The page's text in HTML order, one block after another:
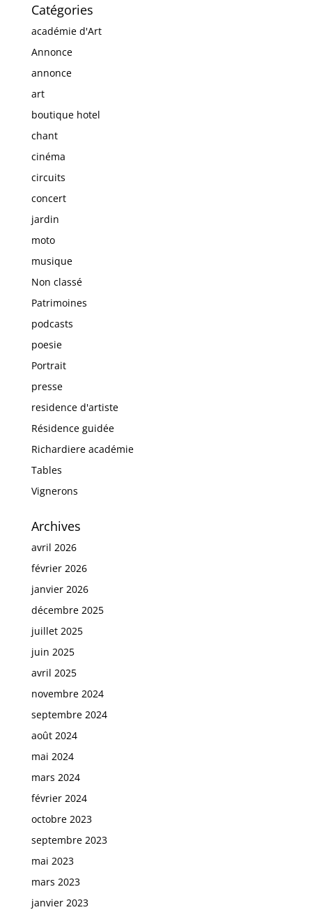
Catégories
académie d'Art
Annonce
annonce
art
boutique hotel
chant
cinéma
circuits
concert
jardin
moto
musique
Non classé
Patrimoines
podcasts
poesie
Portrait
presse
residence d'artiste
Résidence guidée
Richardiere académie
Tables
Vignerons
Archives
avril 2026
février 2026
janvier 2026
décembre 2025
juillet 2025
juin 2025
avril 2025
novembre 2024
septembre 2024
août 2024
mai 2024
mars 2024
février 2024
octobre 2023
septembre 2023
mai 2023
mars 2023
janvier 2023